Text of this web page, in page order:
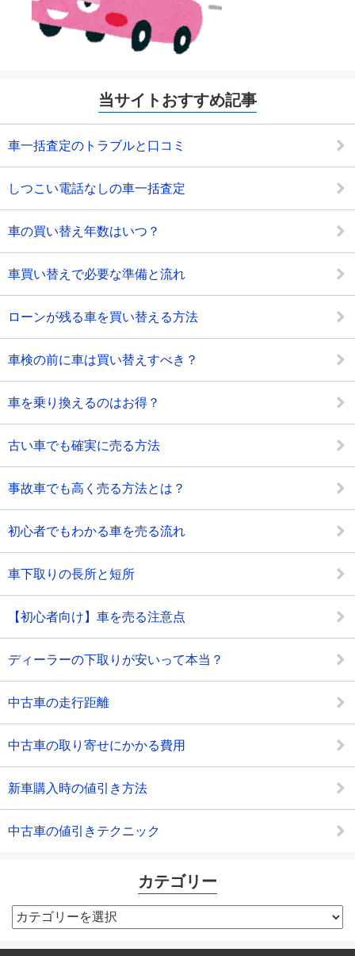
当サイトおすすめ記事
車一括査定のトラブルと口コミ
しつこい電話なしの車一括査定
車の買い替え年数はいつ？
車買い替えで必要な準備と流れ
ローンが残る車を買い替える方法
車検の前に車は買い替えすべき？
車を乗り換えるのはお得？
古い車でも確実に売る方法
事故車でも高く売る方法とは？
初心者でもわかる車を売る流れ
車下取りの長所と短所
【初心者向け】車を売る注意点
ディーラーの下取りが安いって本当？
中古車の走行距離
中古車の取り寄せにかかる費用
新車購入時の値引き方法
中古車の値引きテクニック
カテゴリー
カ
テ
ゴ